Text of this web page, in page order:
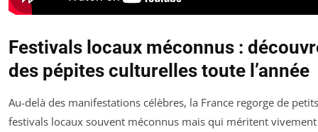
Festivals locaux méconnus :
des pépites culturelles toute l’année
Au-delà des manifestations célèbres, la France regorge de petits
festivals locaux souvent méconnus mais qui méritent